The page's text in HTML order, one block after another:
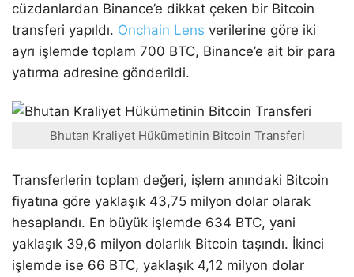
cüzdanlardan Binance’e dikkat çeken bir Bitcoin
transferi yapıldı. Onchain Lens verilerine göre iki
ayrı işlemde toplam 700 BTC, Binance’e ait bir para
yatırma adresine gönderildi.
Bhutan Kraliyet Hükümetinin Bitcoin Transferi
Transferlerin toplam değeri, işlem anındaki Bitcoin
fiyatına göre yaklaşık 43,75 milyon dolar olarak
hesaplandı. En büyük işlemde 634 BTC, yani
yaklaşık 39,6 milyon dolarlık Bitcoin taşındı. İkinci
işlemde ise 66 BTC, yaklaşık 4,12 milyon dolar